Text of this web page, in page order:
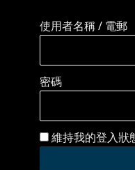
使用者名稱 / 電郵
密碼
維持我的登入狀